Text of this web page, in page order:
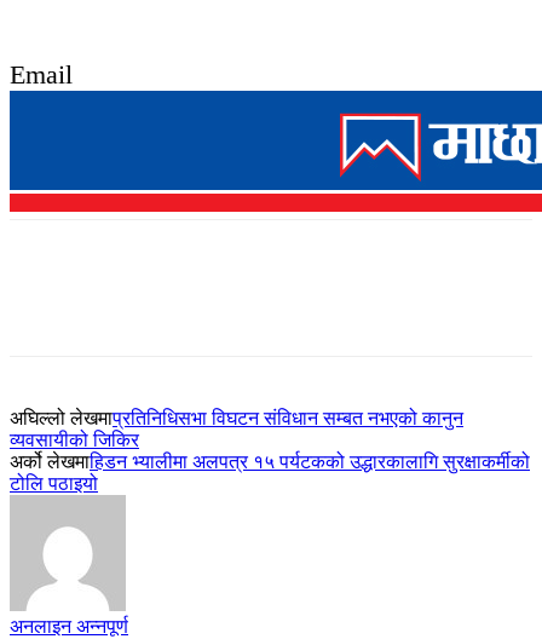
Email
अघिल्लो लेखमाप्रतिनिधिसभा विघटन संविधान सम्बत नभएको कानुन
व्यवसायीको जिकिर
अर्को लेखमाहिडन भ्यालीमा अलपत्र १५ पर्यटकको उद्धारकालागि सुरक्षाकर्मीको
टोलि पठाइयो
अनलाइन अन्नपूर्ण